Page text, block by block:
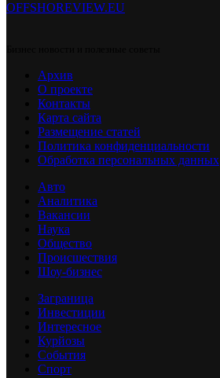
OFFSHOREVIEW.EU
Архив
О проекте
Контакты
Карта сайта
Размещение статей
Политика конфиденциальности
Обработка персональных данных
Авто
Аналитика
Вакансии
Наука
Общество
Происшествия
Шоу-бизнес
Заграница
Инвестиции
Интересное
Курйозы
События
Спорт